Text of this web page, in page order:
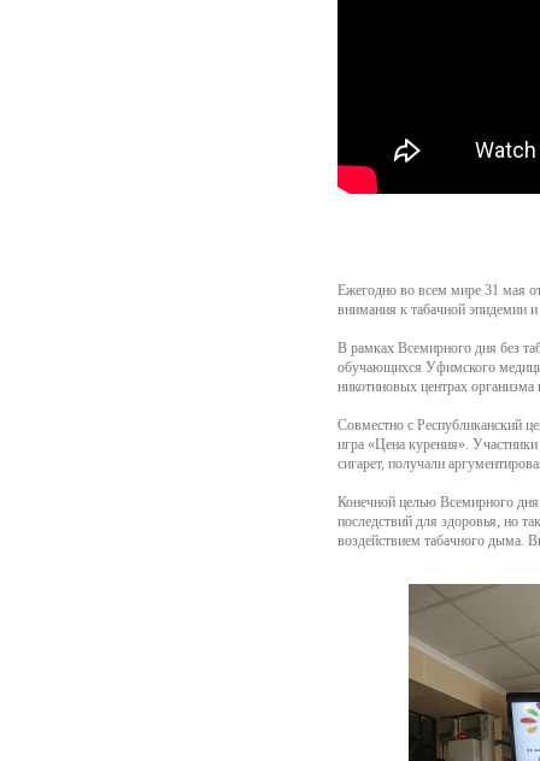
Ежегодно во всем мире 31 мая
внимания к табачной эпидемии
В рамках Всемирного дня без
обучающихся Уфимского
никотиновых центрах
Совместно с Республиканский
игра «Цена курения».
сигарет, получали
Конечной целью Всемирного дня
последствий для здоровья, но
воздействием табачного дыма.